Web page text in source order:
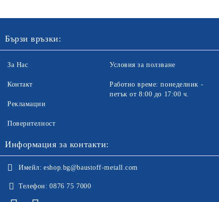
Бързи връзки:
За Нас
Контакт
Рекламации
Поверителност
Условия за ползване
Работно време: понеделник -
петък от 8:00 до 17:00 ч.
Информация за контакти:
Имейл: eshop.bg@baustoff-metall.com
Телефон: 0876 75 7000